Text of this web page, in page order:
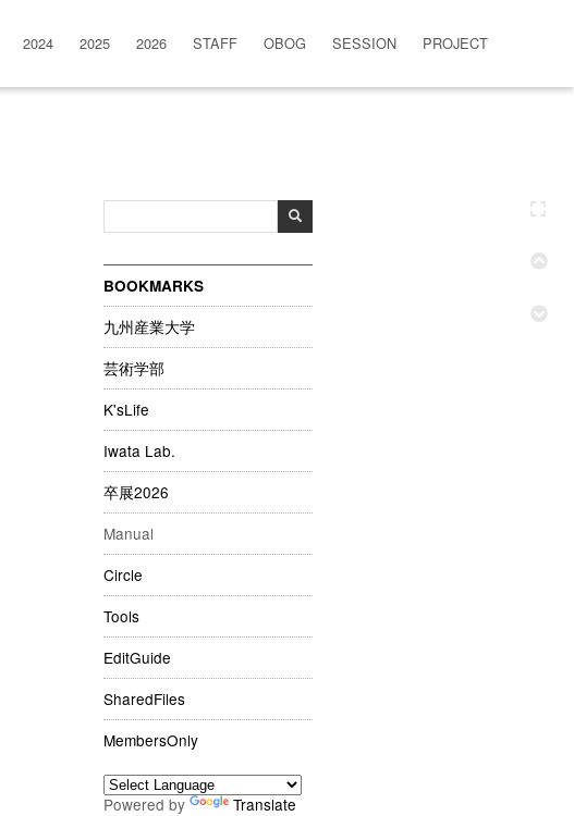
2024 2025 2026 STAFF OBOG SESSION PROJECT
BOOKMARKS
九州産業大学
芸術学部
K'sLife
Iwata Lab.
卒展2026
Manual
Circle
Tools
EditGuide
SharedFiles
MembersOnly
Powered by Translate